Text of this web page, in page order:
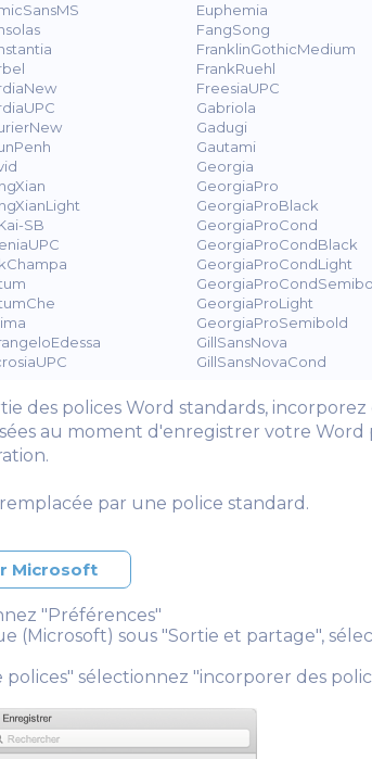
SB
Euphemia
FangSong
FranklinGothicMedium
FrankRuehl
FreesiaUPC
Gabriola
Gadugi
Gautami
Georgia
GeorgiaPro
GeorgiaProBlack
GeorgiaProCond
GeorgiaProCondBlack
GeorgiaProCondLight
GeorgiaProLight
GeorgiaProSemibold
GillSansNova
GillSansNovaCond
des polices Word standards, incorporez
au moment d'enregistrer votre Word
remplacée par une police standard.
Microsoft
"Préférences"
(Microsoft) sous "Sortie et partage",
sélectionnez "incorporer des